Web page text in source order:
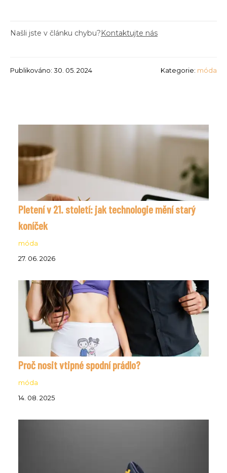
Našli jste v článku chybu? Kontaktujte nás
Publikováno: 30. 05. 2024 Kategorie: móda
Pletení v 21. století: jak technologie mění starý
koníček
móda
27. 06. 2026
Proč nosit vtipné spodní prádlo?
móda
14. 08. 2025